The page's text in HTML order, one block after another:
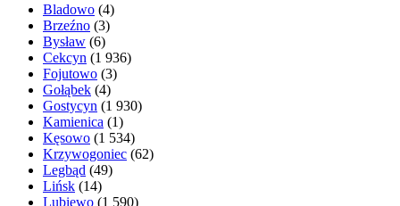
Bladowo (4)
Brzeźno (3)
Bysław (6)
Cekcyn (1 936)
Fojutowo (3)
Gołąbek (4)
Gostycyn (1 930)
Kamienica (1)
Kęsowo (1 534)
Krzywogoniec (62)
Legbąd (49)
Lińsk (14)
Lubiewo (1 590)